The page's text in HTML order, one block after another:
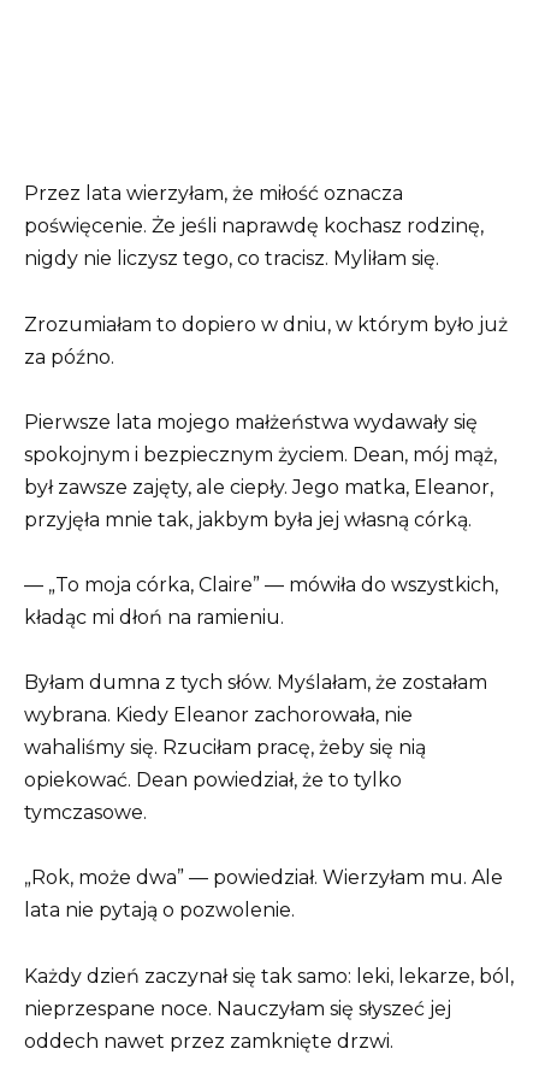
Przez lata wierzyłam, że miłość oznacza
poświęcenie. Że jeśli naprawdę kochasz rodzinę,
nigdy nie liczysz tego, co tracisz. Myliłam się.
Zrozumiałam to dopiero w dniu, w którym było już
za późno.
Pierwsze lata mojego małżeństwa wydawały się
spokojnym i bezpiecznym życiem. Dean, mój mąż,
był zawsze zajęty, ale ciepły. Jego matka, Eleanor,
przyjęła mnie tak, jakbym była jej własną córką.
— „To moja córka, Claire” — mówiła do wszystkich,
kładąc mi dłoń na ramieniu.
Byłam dumna z tych słów. Myślałam, że zostałam
wybrana. Kiedy Eleanor zachorowała, nie
wahaliśmy się. Rzuciłam pracę, żeby się nią
opiekować. Dean powiedział, że to tylko
tymczasowe.
„Rok, może dwa” — powiedział. Wierzyłam mu. Ale
lata nie pytają o pozwolenie.
Każdy dzień zaczynał się tak samo: leki, lekarze, ból,
nieprzespane noce. Nauczyłam się słyszeć jej
oddech nawet przez zamknięte drzwi.